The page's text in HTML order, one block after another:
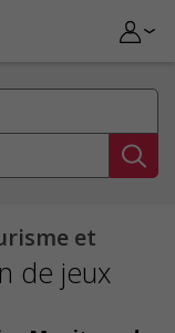
et
de jeux